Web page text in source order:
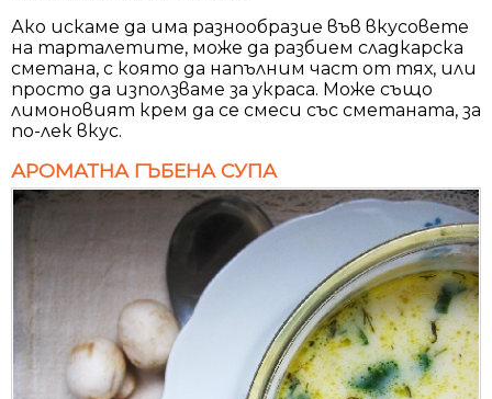
Ако искаме да има разнообразие във вкусовете
на тарталетите, може да разбием сладкарска
сметана, с която да напълним част от тях, или
просто да използваме за украса. Може също
лимоновият крем да се смеси със сметаната, за
по-лек вкус.
АРОМАТНА ГЪБЕНА СУПА